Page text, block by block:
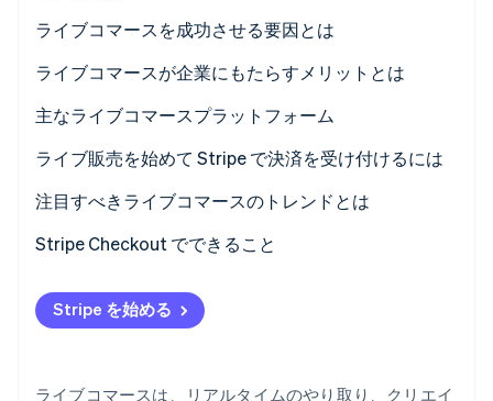
Stripe が AI の経済インフラをどのように構築しているかを
こちらをご覧ください
ライブコマースを成功させる要因とは
商品知識と個性を持つホスト
リアルタイムの需要に対応できるショッピング機能
ライブコマースが企業にもたらすメリットとは
大規模なコンバージョン
より深い顧客エンゲージメント
自信を持った購入
購入点数の増加と効果的なアップセル
リアルタイムフィードバック
主なライブコマースプラットフォーム
グローバルなソーシャルプラットフォーム
小売マーケットプレイス
専門ツール
ライブ販売を始めて Stripe で決済を受け付けるには
1. プラットフォームを選ぶ
2. EC 基盤の設定
3. テストイベントを実施する
4. ライブ配信を開始して結果を見る
注目すべきライブコマースのトレンドとは
グローバルな成長、ローカルな特色
インフルエンサーが売上を牽引
AI とライブ販売の融合
Stripe Checkout でできること
Stripe を始める
ライブコマースは、リアルタイムのやり取り、クリエイ